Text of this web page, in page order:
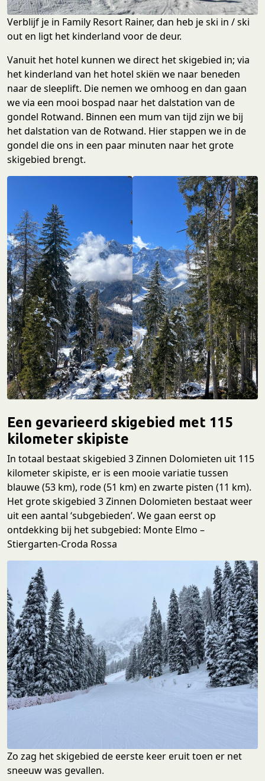
Verblijf je in Family Resort Rainer, dan heb je ski in / ski
out en ligt het kinderland voor de deur.
Vanuit het hotel kunnen we direct het skigebied in; via
het kinderland van het hotel skiën we naar beneden
naar de sleeplift. Die nemen we omhoog en dan gaan
we via een mooi bospad naar het dalstation van de
gondel Rotwand. Binnen een mum van tijd zijn we bij
het dalstation van de Rotwand. Hier stappen we in de
gondel die ons in een paar minuten naar het grote
skigebied brengt.
Een gevarieerd skigebied met 115
kilometer skipiste
In totaal bestaat skigebied 3 Zinnen Dolomieten uit 115
kilometer skipiste, er is een mooie variatie tussen
blauwe (53 km), rode (51 km) en zwarte pisten (11 km).
Het grote skigebied 3 Zinnen Dolomieten bestaat weer
uit een aantal ‘subgebieden’. We gaan eerst op
ontdekking bij het subgebied: Monte Elmo –
Stiergarten-Croda Rossa
Zo zag het skigebied de eerste keer eruit toen er net
sneeuw was gevallen.